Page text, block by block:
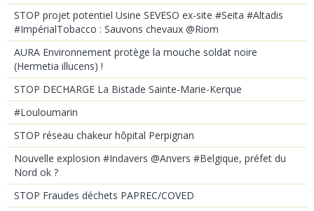
STOP projet potentiel Usine SEVESO ex-site #Seita #Altadis
#ImpérialTobacco : Sauvons chevaux @Riom
AURA Environnement protège la mouche soldat noire
(Hermetia illucens) !
STOP DECHARGE La Bistade Sainte-Marie-Kerque
#Louloumarin
STOP réseau chakeur hôpital Perpignan
Nouvelle explosion #Indavers @Anvers #Belgique, préfet du
Nord ok ?
STOP Fraudes déchets PAPREC/COVED